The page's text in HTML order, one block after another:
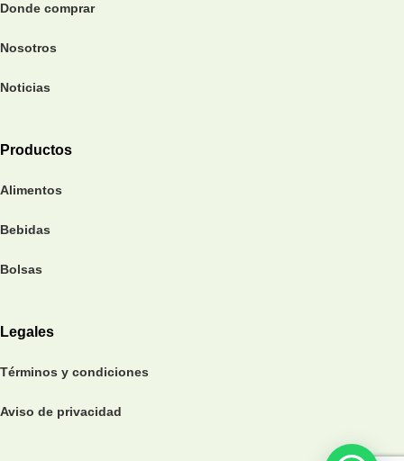
Donde comprar
Nosotros
Noticias
Productos
Alimentos
Bebidas
Bolsas
Legales
Términos y condiciones
Aviso de privacidad